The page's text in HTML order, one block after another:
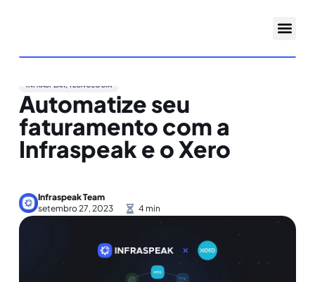
INFRASPEAK, TECNOLOGIA
Automatize seu
faturamento com a
Infraspeak e o Xero
Infraspeak Team
setembro 27, 2023